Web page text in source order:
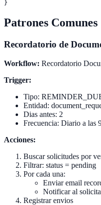
Patrones Comunes
Recordatorio de
Workflow: Recordatorio
Trigger:
Tipo:
Entidad:
Dias antes: 2
Frecuencia: Diario a las
Acciones:
Buscar solicitudes por
Filtrar: status = pending
Por cada una:
Enviar email
Notificar al
Registrar envios